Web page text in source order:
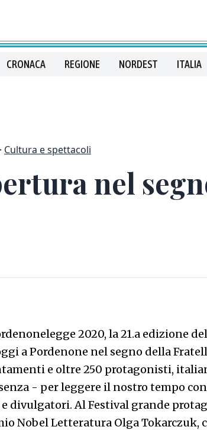
CRONACA REGIONE NORDEST ITALIA
Cultura e spettacoli
nel
2020, la 21.a edizione
a Pordenone nel segno della
e oltre 250 protagonisti,
- per leggere il nostro tempo
divulgatori. Al Festival grande
Nobel Letteratura Olga Tokarczuk,